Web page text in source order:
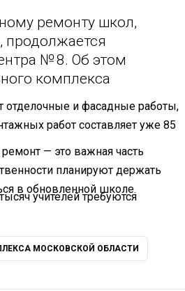
ремонту школ,
продолжается
№ 8. Об этом
комплекса
отделочные и фасадные работы,
работ составляет уже 85
— это важная часть
планируют держать
в обновленной школе.
учителей требуются
МОСКОВСКОЙ ОБЛАСТИ